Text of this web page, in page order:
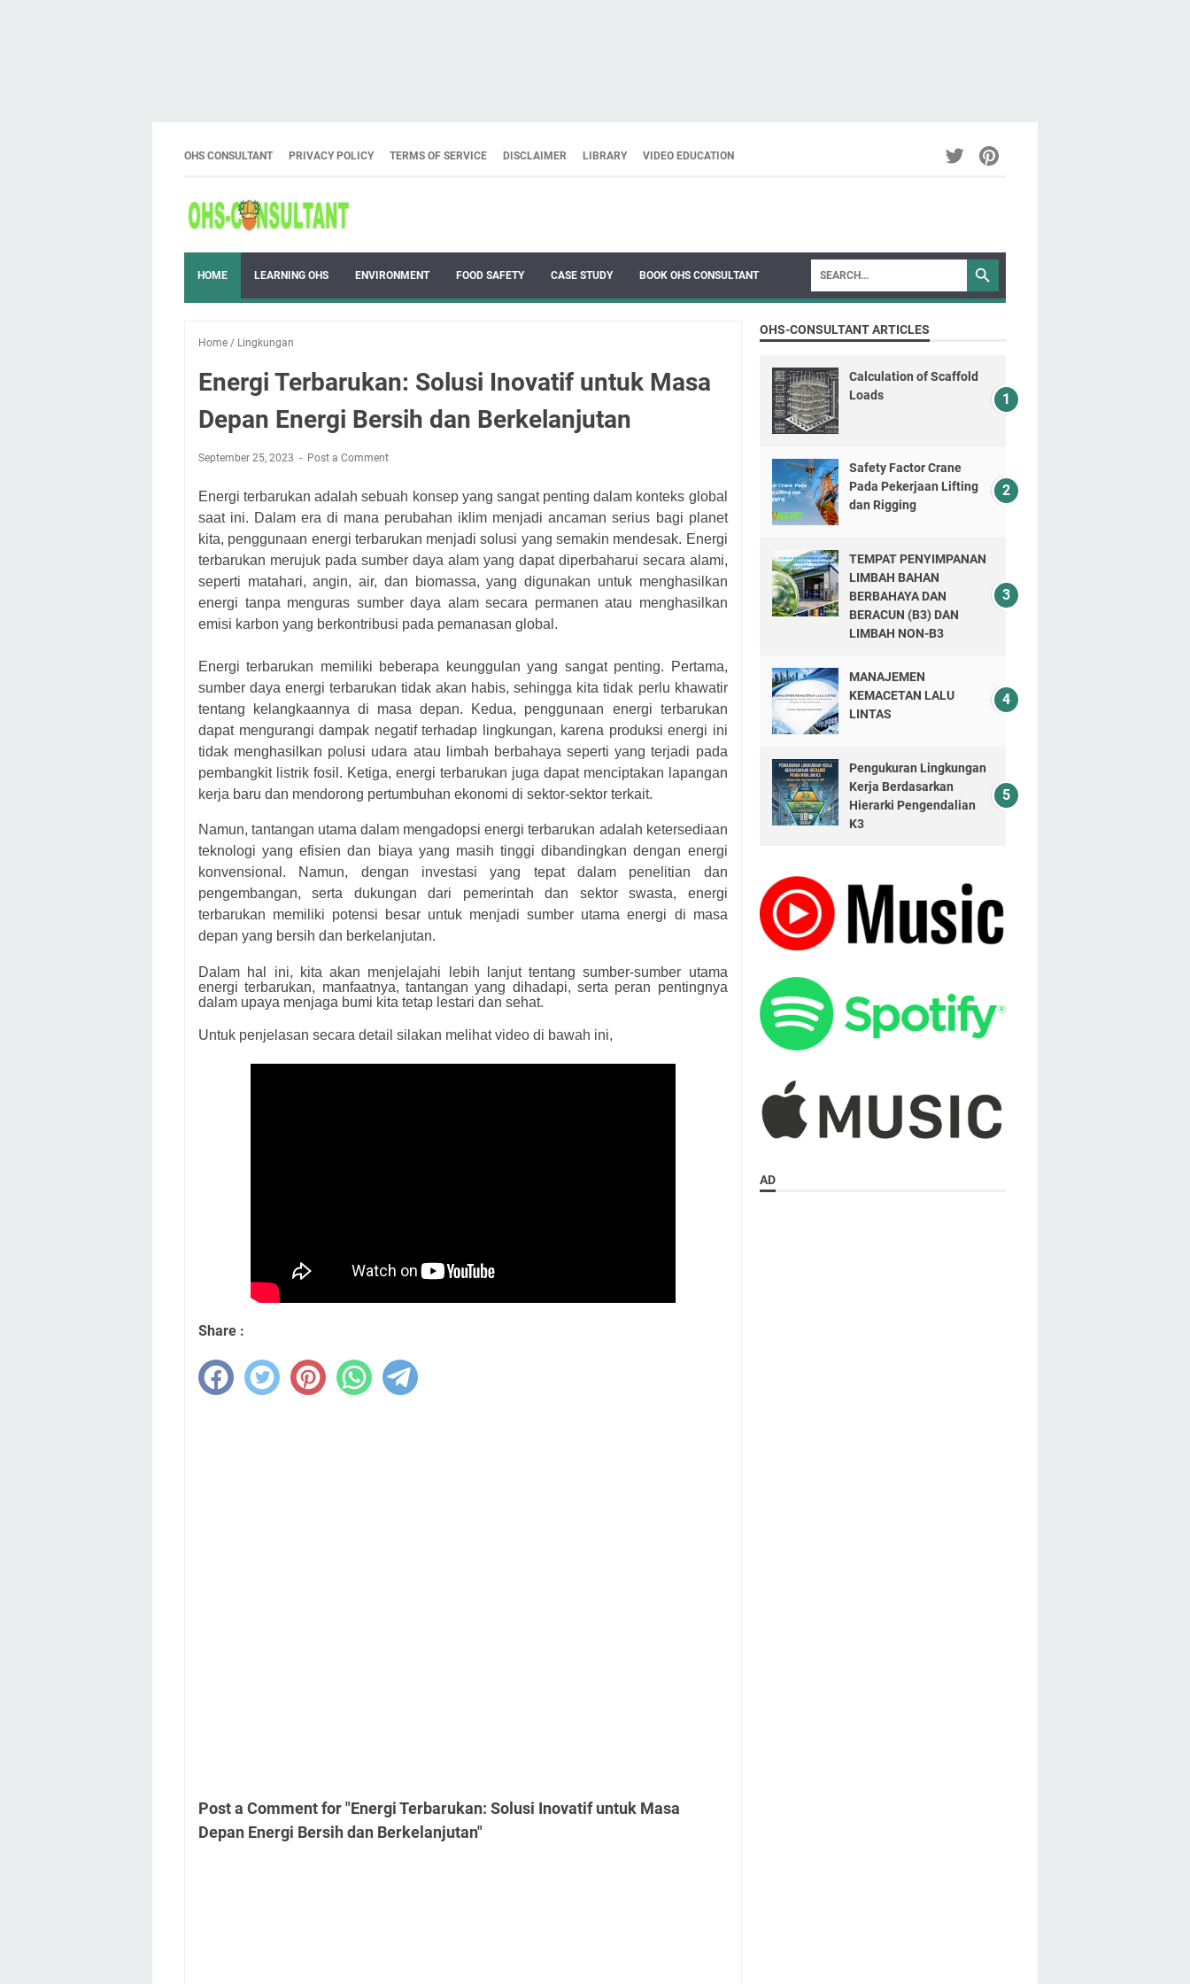
OHS CONSULTANT PRIVACY POLICY TERMS OF SERVICE DISCLAIMER LIBRARY VIDEO EDUCATION
HOME LEARNING OHS ENVIRONMENT FOOD SAFETY CASE STUDY BOOK OHS CONSULTANT
Home / Lingkungan
Energi Terbarukan: Solusi Inovatif untuk Masa
Depan Energi Bersih dan Berkelanjutan
September 25, 2023 Post a Comment
Energi terbarukan adalah sebuah konsep yang sangat penting dalam konteks global
saat ini. Dalam era di mana perubahan iklim menjadi ancaman serius bagi planet
kita, penggunaan energi terbarukan menjadi solusi yang semakin mendesak. Energi
terbarukan merujuk pada sumber daya alam yang dapat diperbaharui secara alami,
seperti matahari, angin, air, dan biomassa, yang digunakan untuk menghasilkan
energi tanpa menguras sumber daya alam secara permanen atau menghasilkan
emisi karbon yang berkontribusi pada pemanasan global.
Energi terbarukan memiliki beberapa keunggulan yang sangat penting. Pertama,
sumber daya energi terbarukan tidak akan habis, sehingga kita tidak perlu khawatir
tentang kelangkaannya di masa depan. Kedua, penggunaan energi terbarukan
dapat mengurangi dampak negatif terhadap lingkungan, karena produksi energi ini
tidak menghasilkan polusi udara atau limbah berbahaya seperti yang terjadi pada
pembangkit listrik fosil. Ketiga, energi terbarukan juga dapat menciptakan lapangan
kerja baru dan mendorong pertumbuhan ekonomi di sektor-sektor terkait.
Namun, tantangan utama dalam mengadopsi energi terbarukan adalah ketersediaan
teknologi yang efisien dan biaya yang masih tinggi dibandingkan dengan energi
konvensional. Namun, dengan investasi yang tepat dalam penelitian dan
pengembangan, serta dukungan dari pemerintah dan sektor swasta, energi
terbarukan memiliki potensi besar untuk menjadi sumber utama energi di masa
depan yang bersih dan berkelanjutan.
Dalam hal ini, kita akan menjelajahi lebih lanjut tentang sumber-sumber utama
energi terbarukan, manfaatnya, tantangan yang dihadapi, serta peran pentingnya
dalam upaya menjaga bumi kita tetap lestari dan sehat.
Untuk penjelasan secara detail silakan melihat video di bawah ini,
Share :
Post a Comment for "Energi Terbarukan: Solusi Inovatif untuk Masa
Depan Energi Bersih dan Berkelanjutan"
OHS-CONSULTANT ARTICLES
Calculation of Scaffold
Loads
Safety Factor Crane
Pada Pekerjaan Lifting
dan Rigging
TEMPAT PENYIMPANAN
LIMBAH BAHAN
BERBAHAYA DAN
BERACUN (B3) DAN
LIMBAH NON-B3
MANAJEMEN
KEMACETAN LALU
LINTAS
Pengukuran Lingkungan
Kerja Berdasarkan
Hierarki Pengendalian
K3
AD